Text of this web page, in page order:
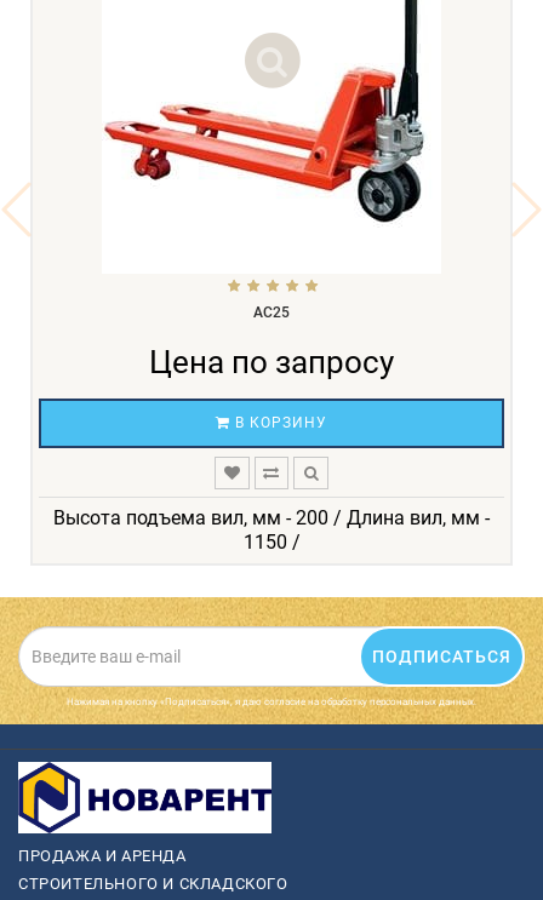
АС25
Цена по запросу
В КОРЗИНУ
Высота подъема вил, мм - 200 / Длина вил, мм -
1150 /
ПОДПИСАТЬСЯ
Нажимая на кнопку «Подписаться», я даю cогласие на обработку персональных данных.
ПРОДАЖА И АРЕНДА
СТРОИТЕЛЬНОГО И СКЛАДСКОГО